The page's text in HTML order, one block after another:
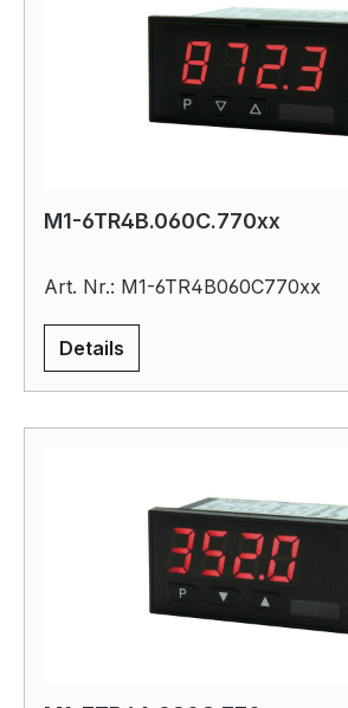
M1-6TR4B.060C.770xx
Art. Nr.: M1-6TR4B060C770xx
Details